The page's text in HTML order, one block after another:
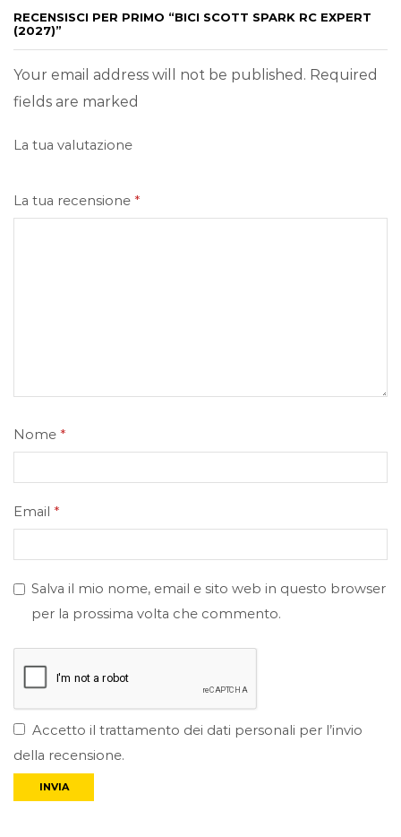
RECENSISCI PER PRIMO “BICI SCOTT SPARK RC EXPERT
(2027)”
Your email address will not be published. Required
fields are marked
La tua valutazione
La tua recensione *
Nome *
Email *
Salva il mio nome, email e sito web in questo browser
per la prossima volta che commento.
Accetto il trattamento dei dati personali per l’invio
della recensione.